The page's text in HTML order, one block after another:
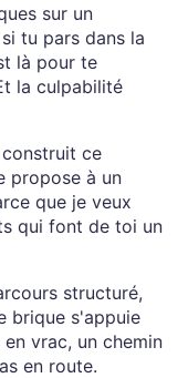
sur un
tu pars dans la
là pour te
la culpabilité
ce
propose à un
que je veux
qui font de toi un
structuré,
brique s'appuie
vrac, un chemin
en route.